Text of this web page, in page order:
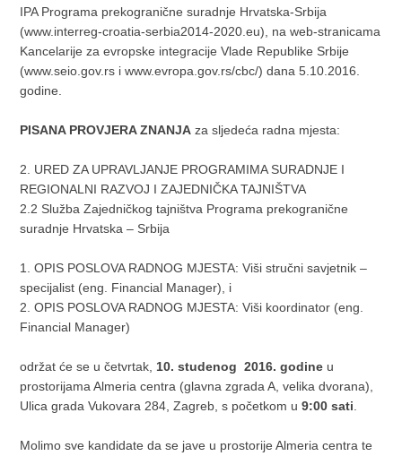
IPA Programa prekogranične suradnje Hrvatska-Srbija
(www.interreg-croatia-serbia2014-2020.eu), na web-stranicama
Kancelarije za evropske integracije Vlade Republike Srbije
(www.seio.gov.rs i www.evropa.gov.rs/cbc/) dana 5.10.2016.
godine.
PISANA PROVJERA ZNANJA za sljedeća radna mjesta:
2. URED ZA UPRAVLJANJE PROGRAMIMA SURADNJE I
REGIONALNI RAZVOJ I ZAJEDNIČKA TAJNIŠTVA
2.2 Služba Zajedničkog tajništva Programa prekogranične
suradnje Hrvatska – Srbija
1. OPIS POSLOVA RADNOG MJESTA: Viši stručni savjetnik –
specijalist (eng. Financial Manager), i
2. OPIS POSLOVA RADNOG MJESTA: Viši koordinator (eng.
Financial Manager)
održat će se u četvrtak, 10. studenog 2016. godine u
prostorijama Almeria centra (glavna zgrada A, velika dvorana),
Ulica grada Vukovara 284, Zagreb, s početkom u9:00 sati
Molimo sve kandidate da se jave u prostorije Almeria centra te